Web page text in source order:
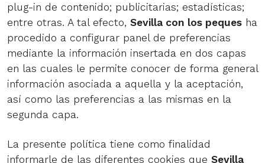
plug-in de contenido; publicitarias; estadísticas;
entre otras. A tal efecto, Sevilla con los peques ha
procedido a configurar panel de preferencias
mediante la información insertada en dos capas
en las cuales le permite conocer de forma general
información asociada a aquella y la aceptación,
así como las preferencias a las mismas en la
segunda capa.
La presente política tiene como finalidad
informarle de las diferentes cookies que Sevilla